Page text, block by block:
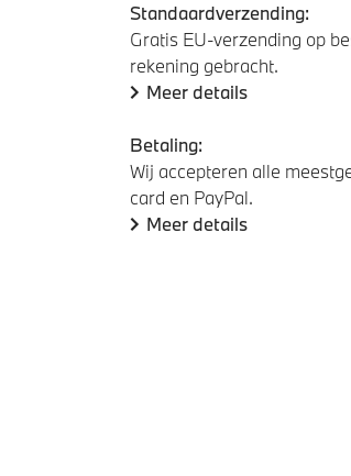
Standaardverzending:
Gratis EU-verzending op
rekening gebracht.
Meer details
Betaling:
Wij accepteren alle
card en PayPal.
Meer details